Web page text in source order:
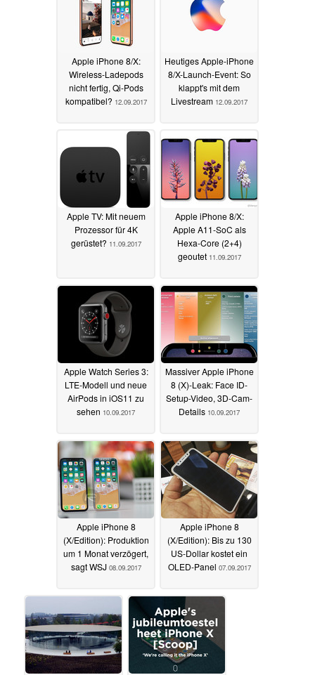
Apple iPhone 8/X:
Wireless-Ladepods
nicht fertig, Qi-Pods
kompatibel? 12.09.2017
Heutiges Apple-iPhone
8/X-Launch-Event: So
klappt's mit dem
Livestream 12.09.2017
Apple TV: Mit neuem
Prozessor für 4K
gerüstet? 11.09.2017
Apple iPhone 8/X:
Apple A11-SoC als
Hexa-Core (2+4)
geoutet 11.09.2017
Apple Watch Series 3:
LTE-Modell und neue
AirPods in iOS11 zu
sehen 10.09.2017
Massiver Apple iPhone
8 (X)-Leak: Face ID-
Setup-Video, 3D-Cam-
Details 10.09.2017
Apple iPhone 8
(X/Edition): Produktion
um 1 Monat verzögert,
sagt WSJ 08.09.2017
Apple iPhone 8
(X/Edition): Bis zu 130
US-Dollar kostet ein
OLED-Panel 07.09.2017